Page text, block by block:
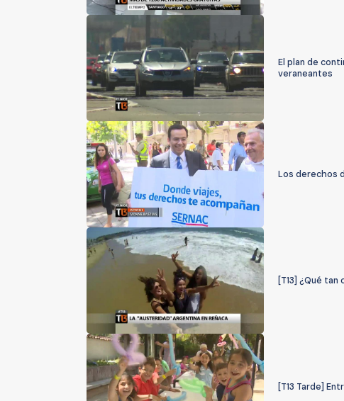
El plan de
veraneantes
Los derechos
[T13] ¿Qué
[T13 Tarde]